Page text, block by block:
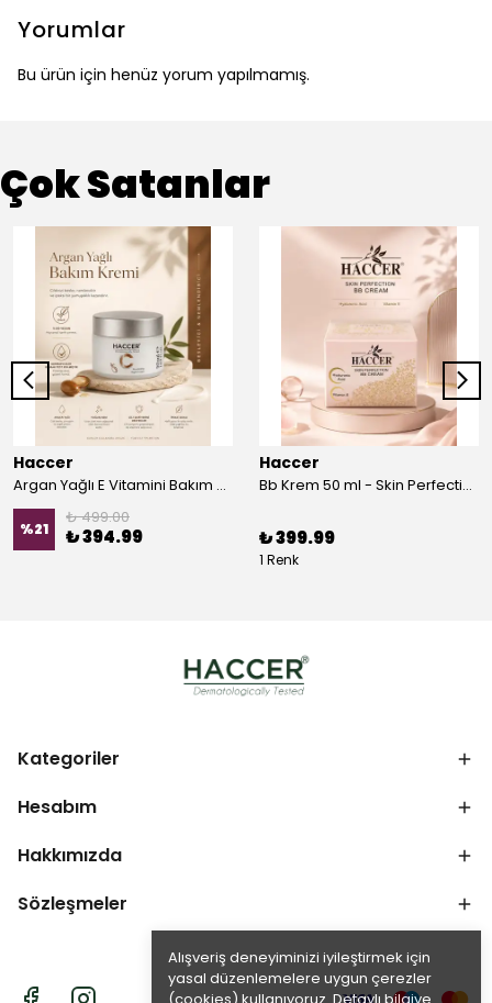
Alışveriş deneyiminizi iyileştirmek için
yasal düzenlemelere uygun çerezler
Yorumlar
Bu ürün için henüz yorum yapılmamış.
Çok Satanlar
Haccer
Argan Yağlı E Vitamini Bakım Kremi 50 ml
%21
₺ 499.00
₺ 394.99
Haccer
Bb Krem 50 ml - Skin Perfection
₺ 399.99
1 Renk
Kategoriler
Hesabım
Hakkımızda
Sözleşmeler